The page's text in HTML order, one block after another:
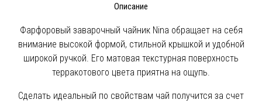
Описание
Фарфоровый заварочный чайник Nina обращает на себя
внимание высокой формой, стильной крышкой и удобной
широкой ручкой. Его матовая текстурная поверхность
терракотового цвета приятна на ощупь.
Сделать идеальный по свойствам чай получится за счет